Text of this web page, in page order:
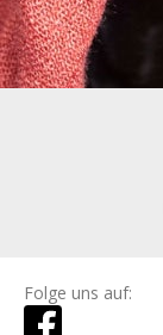
Folge uns auf: